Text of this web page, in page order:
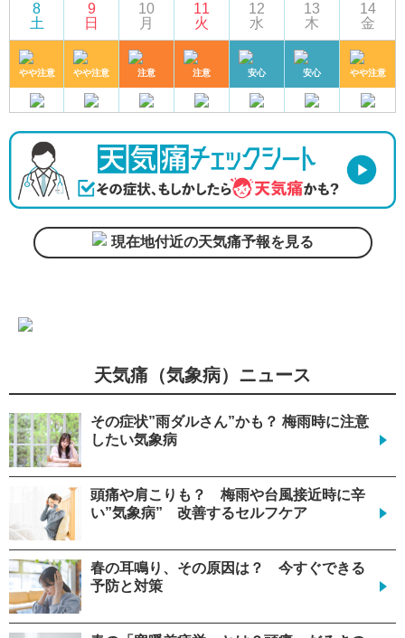
8
土
やや注意
9
日
やや注意
10
月
注意
11
火
注意
12
水
安心
13
木
安心
14
金
やや注意
現在地付近の天気痛予報を見る
天気痛（気象病）ニュース
その症状”雨ダルさん”かも？ 梅雨時に注意
したい気象病
頭痛や肩こりも？ 梅雨や台風接近時に辛
い”気象病” 改善するセルフケア
春の耳鳴り、その原因は？ 今すぐできる
予防と対策